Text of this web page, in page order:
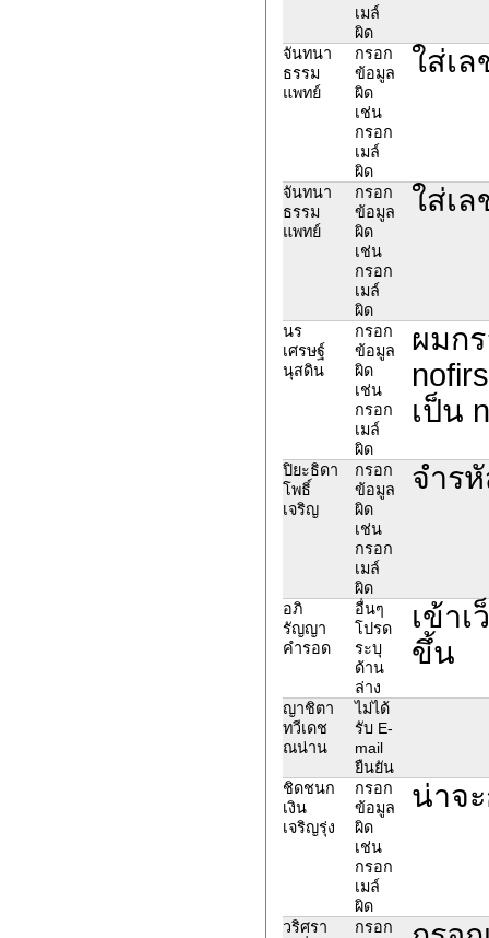
เมล์
ผิด
จันทนา
ธรรม
แพทย์
กรอก
ข้อมูล
ผิด
เช่น
กรอก
เมล์
ผิด
ใส่เ
จันทนา
ธรรม
แพทย์
กรอก
ข้อมูล
ผิด
เช่น
กรอก
เมล์
ผิด
ใส่เ
นร
เศรษฐ์
นุสดิน
กรอก
ข้อมูล
ผิด
เช่น
กรอก
เมล์
ผิด
ผมก
เป็น
ปิยะธิดา
โพธิ์
เจริญ
กรอก
ข้อมูล
ผิด
เช่น
กรอก
เมล์
ผิด
จำร
อภิ
รัญญา
คำรอด
อื่นๆ
โปรด
ระบุ
ด้าน
ล่าง
เข้า
ขึ้น
ญาชิตา
ทวีเดช
ณน่าน
ไม่ได้
รับ E-
mail
ยืนยัน
ชิดชนก
เงิน
เจริญรุ่ง
กรอก
ข้อมูล
ผิด
เช่น
กรอก
เมล์
ผิด
น่าจ
วริศรา
กรอก